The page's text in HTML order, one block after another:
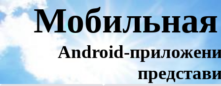
Мобильная
Android-